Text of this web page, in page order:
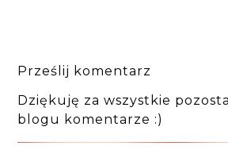
Prześlij komentarz
Dziękuję za wszystkie
blogu komentarze :)